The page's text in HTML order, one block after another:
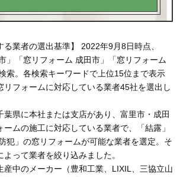
る業者の選出基準】 2022年9月8日時点、
」「窓リフォーム 成田市」「窓リフォーム
索。各検索キーワードで上位15位まで表示
リフォームに対応している業者45社を選出し
葉県に本社または支店があり、富里市・成田
ムの施工に対応している業者で、「結露」
犯」の窓リフォームが可能な業者を選定。そ
って業者を絞り込みました。
中のメーカー（豊和工業、LIXIL、三協立山